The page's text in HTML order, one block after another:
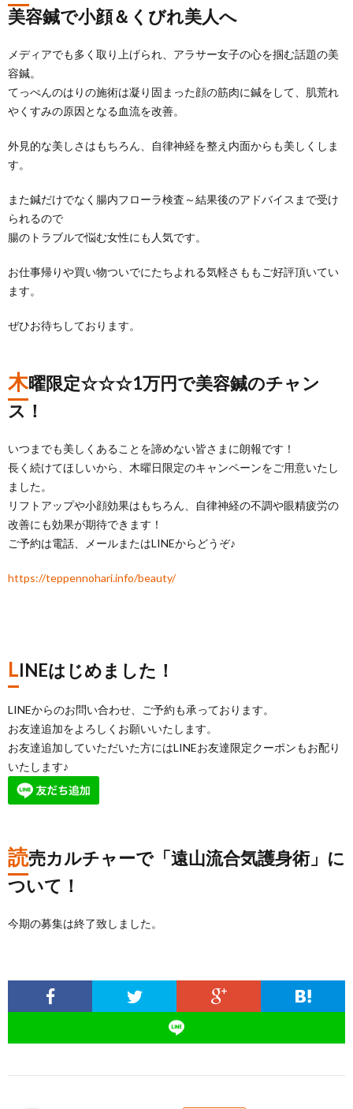
美容鍼で小顔＆くびれ美人へ
メディアでも多く取り上げられ、アラサー女子の心を掴む話題の美
容鍼。
てっぺんのはりの施術は凝り固まった顔の筋肉に鍼をして、肌荒れ
やくすみの原因となる血流を改善。
外見的な美しさはもちろん、自律神経を整え内面からも美しくしま
す。
また鍼だけでなく腸内フローラ検査～結果後のアドバイスまで受け
られるので
腸のトラブルで悩む女性にも人気です。
お仕事帰りや買い物ついでにたちよれる気軽さももご好評頂いてい
ます。
ぜひお待ちしております。
木曜限定☆☆☆1万円で美容鍼のチャン
ス！
いつまでも美しくあることを諦めない皆さまに朗報です！
長く続けてほしいから、木曜日限定のキャンペーンをご用意いたし
ました。
リフトアップや小顔効果はもちろん、自律神経の不調や眼精疲労の
改善にも効果が期待できます！
ご予約は電話、メールまたはLINEからどうぞ♪
https://teppennohari.info/beauty/
LINEはじめました！
LINEからのお問い合わせ、ご予約も承っております。
お友達追加をよろしくお願いいたします。
お友達追加していただいた方にはLINEお友達限定クーポンもお配り
いたします♪
読売カルチャーで「遠山流合気護身術」に
ついて！
今期の募集は終了致しました。